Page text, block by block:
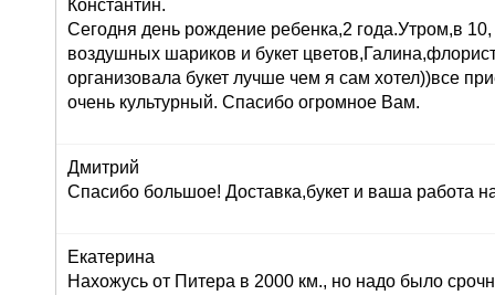
Константин.
Сегодня день рождение ребенка,2 года.Утром,в 10,
воздушных шариков и букет
организовала букет лучше чем я сам хотел))все
очень культурный. Спасибо огромное Вам.
Дмитрий
Спасибо большое! Доставка,букет и ваша работа
Екатерина
Нахожусь от Питера в 2000 км., но надо было